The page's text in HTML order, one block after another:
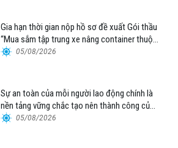
Gia hạn thời gian nộp hồ sơ đề xuất Gói thầu
“Mua sắm tập trung xe nâng container thuộc
Tổng công ty Hàng hải Việt Nam – CTCP”
05/08/2026
Sự an toàn của mỗi người lao động chính là
nền tảng vững chắc tạo nên thành công của
Cảng Đà Nẵng
05/08/2026